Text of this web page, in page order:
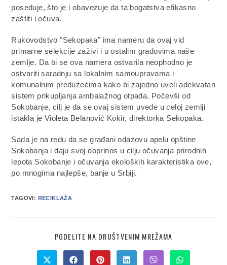
poseduje, što je i obavezuje da ta bogatstva efikasno
zaštiti i očuva.
Rukovodstvo "Sekopaka" ima nameru da ovaj vid
primarne selekcije zaživi i u ostalim gradovima naše
zemlje. Da bi se ova namera ostvarila neophodno je
ostvariti saradnju sa lokalnim samoupravama i
komunalnim preduzećima kako bi zajedno uveli adekvatan
sistem prikupljanja ambalažnog otpada. Počevši od
Sokobanje, cilj je da se ovaj sistem uvede u celoj zemlji
istakla je Violeta Belanović Kokir, direktorka Sekopaka.
Sada je na redu da se građani odazovu apelu opštine
Sokobanja i daju svoj doprinos u cilju očuvanja prirodnih
lepota Sokobanje i očuvanja ekoloških karakteristika ove,
po mnogima najlepše, banje u Srbiji.
TAGOVI: RECIKLAŽA
PODELITE NA DRUŠTVENIM MREŽAMA